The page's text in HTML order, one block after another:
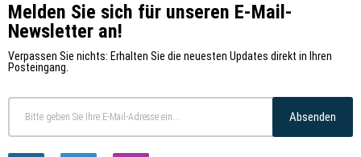
Melden Sie sich für unseren E-Mail-
Newsletter an!
Verpassen Sie nichts: Erhalten Sie die neuesten Updates direkt in Ihren
Posteingang.
Absenden